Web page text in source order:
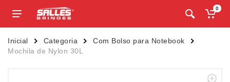
0
Inicial Categoria
Com Bolso para Notebook
Mochila de Nylon 30L